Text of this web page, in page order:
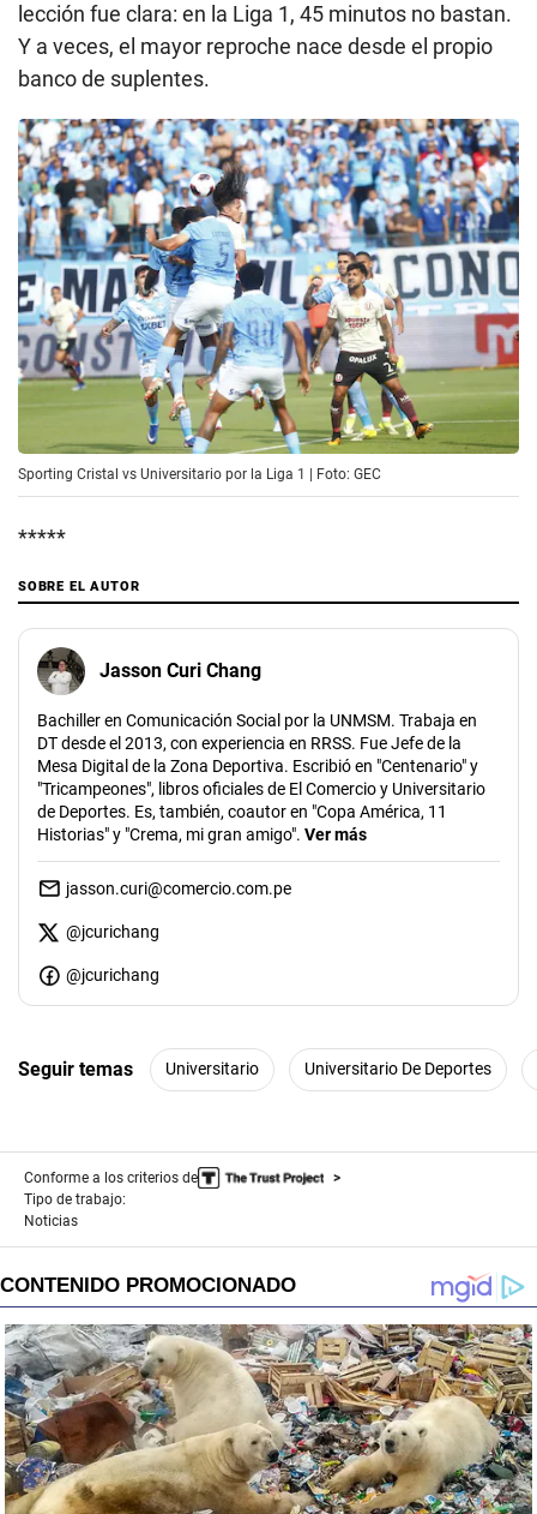
lección fue clara: en la Liga 1, 45 minutos no bastan.
Y a veces, el mayor reproche nace desde el propio
banco de suplentes.
Sporting Cristal vs Universitario por la Liga 1 | Foto: GEC
*****
SOBRE EL AUTOR
Jasson Curi Chang
Bachiller en Comunicación Social por la UNMSM. Trabaja en
DT desde el 2013, con experiencia en RRSS. Fue Jefe de la
Mesa Digital de la Zona Deportiva. Escribió en "Centenario" y
"Tricampeones", libros oficiales de El Comercio y Universitario
de Deportes. Es, también, coautor en "Copa América, 11
Historias" y "Crema, mi gran amigo". Ver más
jasson.curi@comercio.com.pe
@jcurichang
@jcurichang
Seguir temas Universitario Universitario De Deportes
Conforme a los criterios de
Tipo de trabajo:
Noticias